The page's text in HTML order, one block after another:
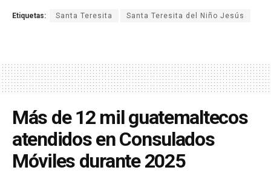
Etiquetas: Santa Teresita Santa Teresita del Niño Jesús
Más de 12 mil guatemaltecos
atendidos en Consulados
Móviles durante 2025